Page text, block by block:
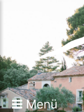
Menü